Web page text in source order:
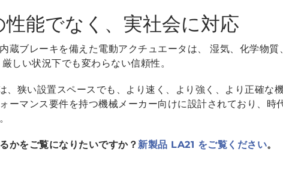
能でなく、実社会に対応
蔵ブレーキを備えた電動アクチュエータは、 湿気、化学物
しい状況下でも変わらない信頼性。
、狭い設置スペースでも、より速く、より強く、より正確な
ーマンス要件を持つ機械メーカー向けに設計されており、時
かをご覧になりたいですか？ 新製品 LA21 をご覧ください。